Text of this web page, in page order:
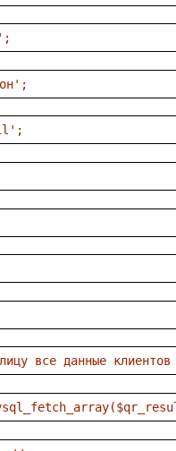
;
;
;
все данные клиентов